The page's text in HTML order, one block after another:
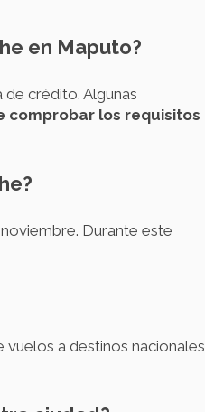
en Maputo?
crédito. Algunas
comprobar los requisitos
Durante este
a destinos nacionales